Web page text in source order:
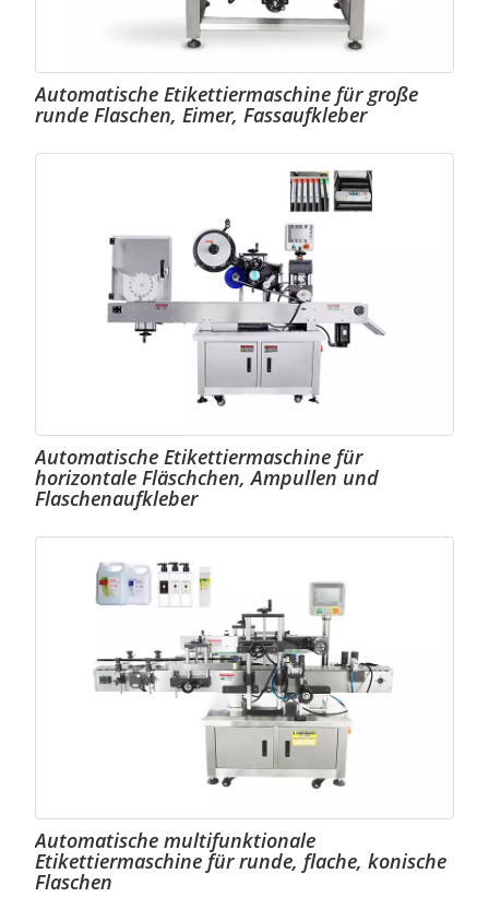
Automatische Etikettiermaschine für große
runde Flaschen, Eimer, Fassaufkleber
Automatische Etikettiermaschine für
horizontale Fläschchen, Ampullen und
Flaschenaufkleber
Automatische multifunktionale
Etikettiermaschine für runde, flache, konische
Flaschen